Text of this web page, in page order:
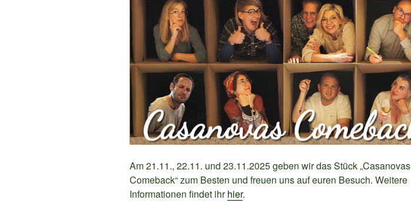
Am 21.11., 22.11. und 23.11.2025 geben wir das Stück „Casanovas
Comeback“ zum Besten und freuen uns auf euren Besuch. Weitere
Informationen findet ihrhier.